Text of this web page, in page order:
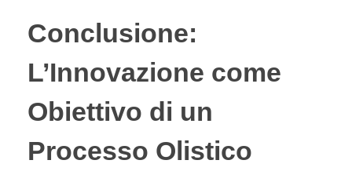
Conclusione:
L’Innovazione come
Obiettivo di un
Processo Olistico